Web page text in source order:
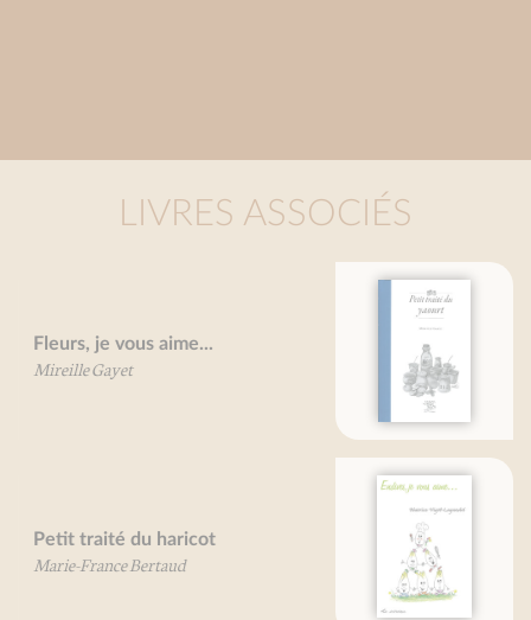
LIVRES ASSOCIÉS
Petit traité du yaourt
Endives, je vous aime...